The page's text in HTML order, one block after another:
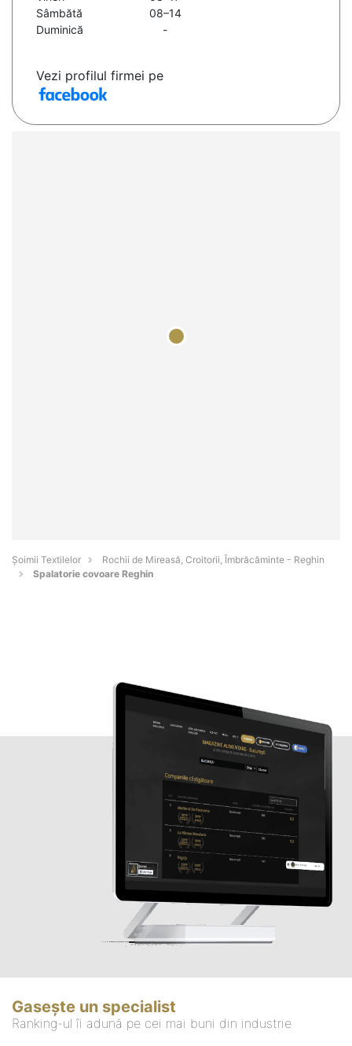
Sâmbătă
08–14
Duminică
-
Vezi profilul firmei pe
Șoimii Textilelor
Rochii de Mireasă, Croitorii, Îmbrăcăminte - Reghin
Spalatorie covoare Reghin
Gasește un specialist
Ranking-ul îi adună pe cei mai buni din industrie